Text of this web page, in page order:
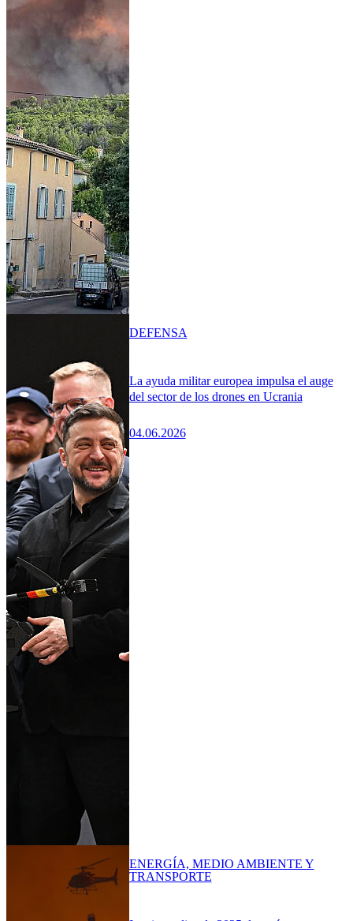
La ayuda militar europea impulsa el auge
del sector de los drones en Ucrania
04.06.2026
DEFENSA
ENERGÍA, MEDIO AMBIENTE Y
TRANSPORTE